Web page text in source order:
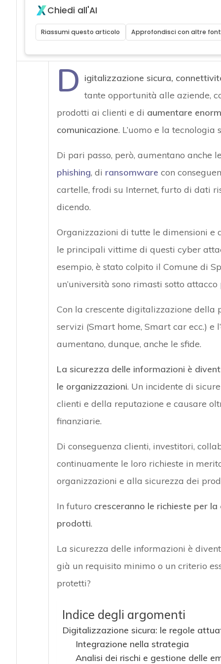
Chiedi all'AI
Riassumi questo articolo Approfondisci con altre
D igitalizzazione sicura,
tante opportunità alle aziende,
prodotti ai clienti e di aumentare
comunicazione. L’uomo e la
Di pari passo, però, aumentano anche
phishing, di ransomware con
cartelle, frodi su Internet, furto di dati
dicendo.
Organizzazioni di tutte le dimensioni e
le principali vittime di questi cyber
esempio, è stato colpito il Comune di
un’università sono rimasti sotto
Con la crescente digitalizzazione della
servizi (Smart home, Smart car ecc.) e
aumentano, dunque, anche le sfide.
La sicurezza delle informazioni è
le organizzazioni. Un incidente di
clienti e della reputazione e causare
finanziarie.
Di conseguenza clienti, investitori,
continuamente le loro richieste in
organizzazioni e alla sicurezza dei
In futuro cresceranno le richieste per
prodotti.
La sicurezza delle informazioni è
già un requisito minimo o un criterio
protetti?
Indice degli argomenti
Digitalizzazione sicura: le regole
Integrazione nella strategia
Analisi dei rischi e gestione delle